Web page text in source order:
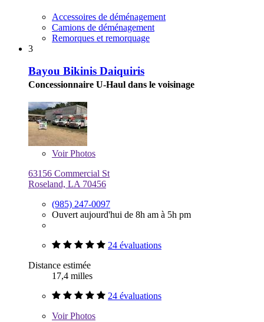
Accessoires de déménagement
Camions de déménagement
Remorques et remorquage
3
Bayou Bikinis Daiquiris
Concessionnaire U-Haul dans le voisinage
VoirPhotos
63156 Commercial St
Roseland, LA 70456
(985) 247-0097
Ouvert aujourd'hui de 8h am à 5h pm
24 évaluations
Distance estimée
17,4 milles
24 évaluations
VoirPhotos